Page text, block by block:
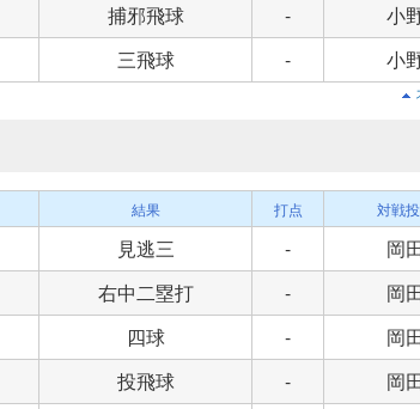
捕邪飛球 -
小
三飛球 - 小
結果 打点 対戦
見逃三 -
岡
右中二塁打 -
岡
四球 -
岡
投飛球 -
岡